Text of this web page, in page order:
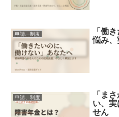
申請、制度
「働
悩み、
申請、制度
「ま
い、実
せん